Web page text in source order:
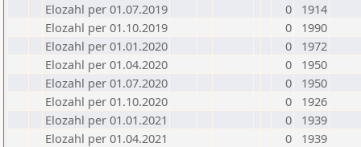
Elozahl per 01.07.2019
0
1914
Elozahl per 01.10.2019
0
1990
Elozahl per 01.01.2020
0
1972
Elozahl per 01.04.2020
0
1950
Elozahl per 01.07.2020
0
1950
Elozahl per 01.10.2020
0
1926
Elozahl per 01.01.2021
0
1939
Elozahl per 01.04.2021
0
1939